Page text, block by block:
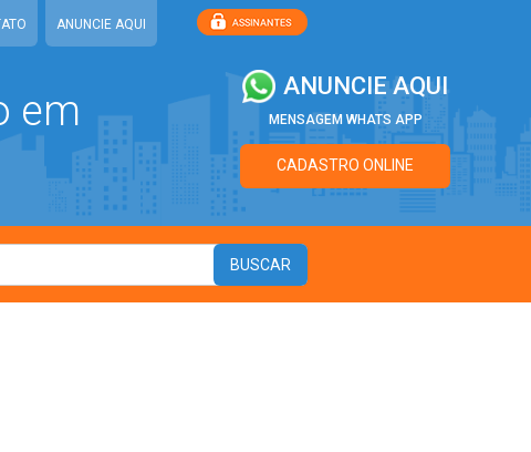
ANUNCIE AQUI
em
ANUNCIE AQUI
MENSAGEM WHATS APP
CADASTRO ONLINE